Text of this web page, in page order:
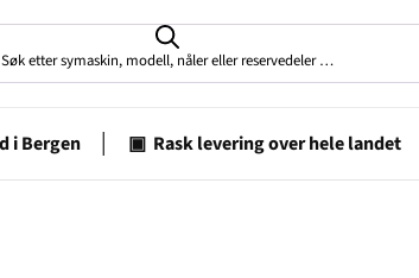
Søk etter symaskin, modell, nåler eller reservedeler …